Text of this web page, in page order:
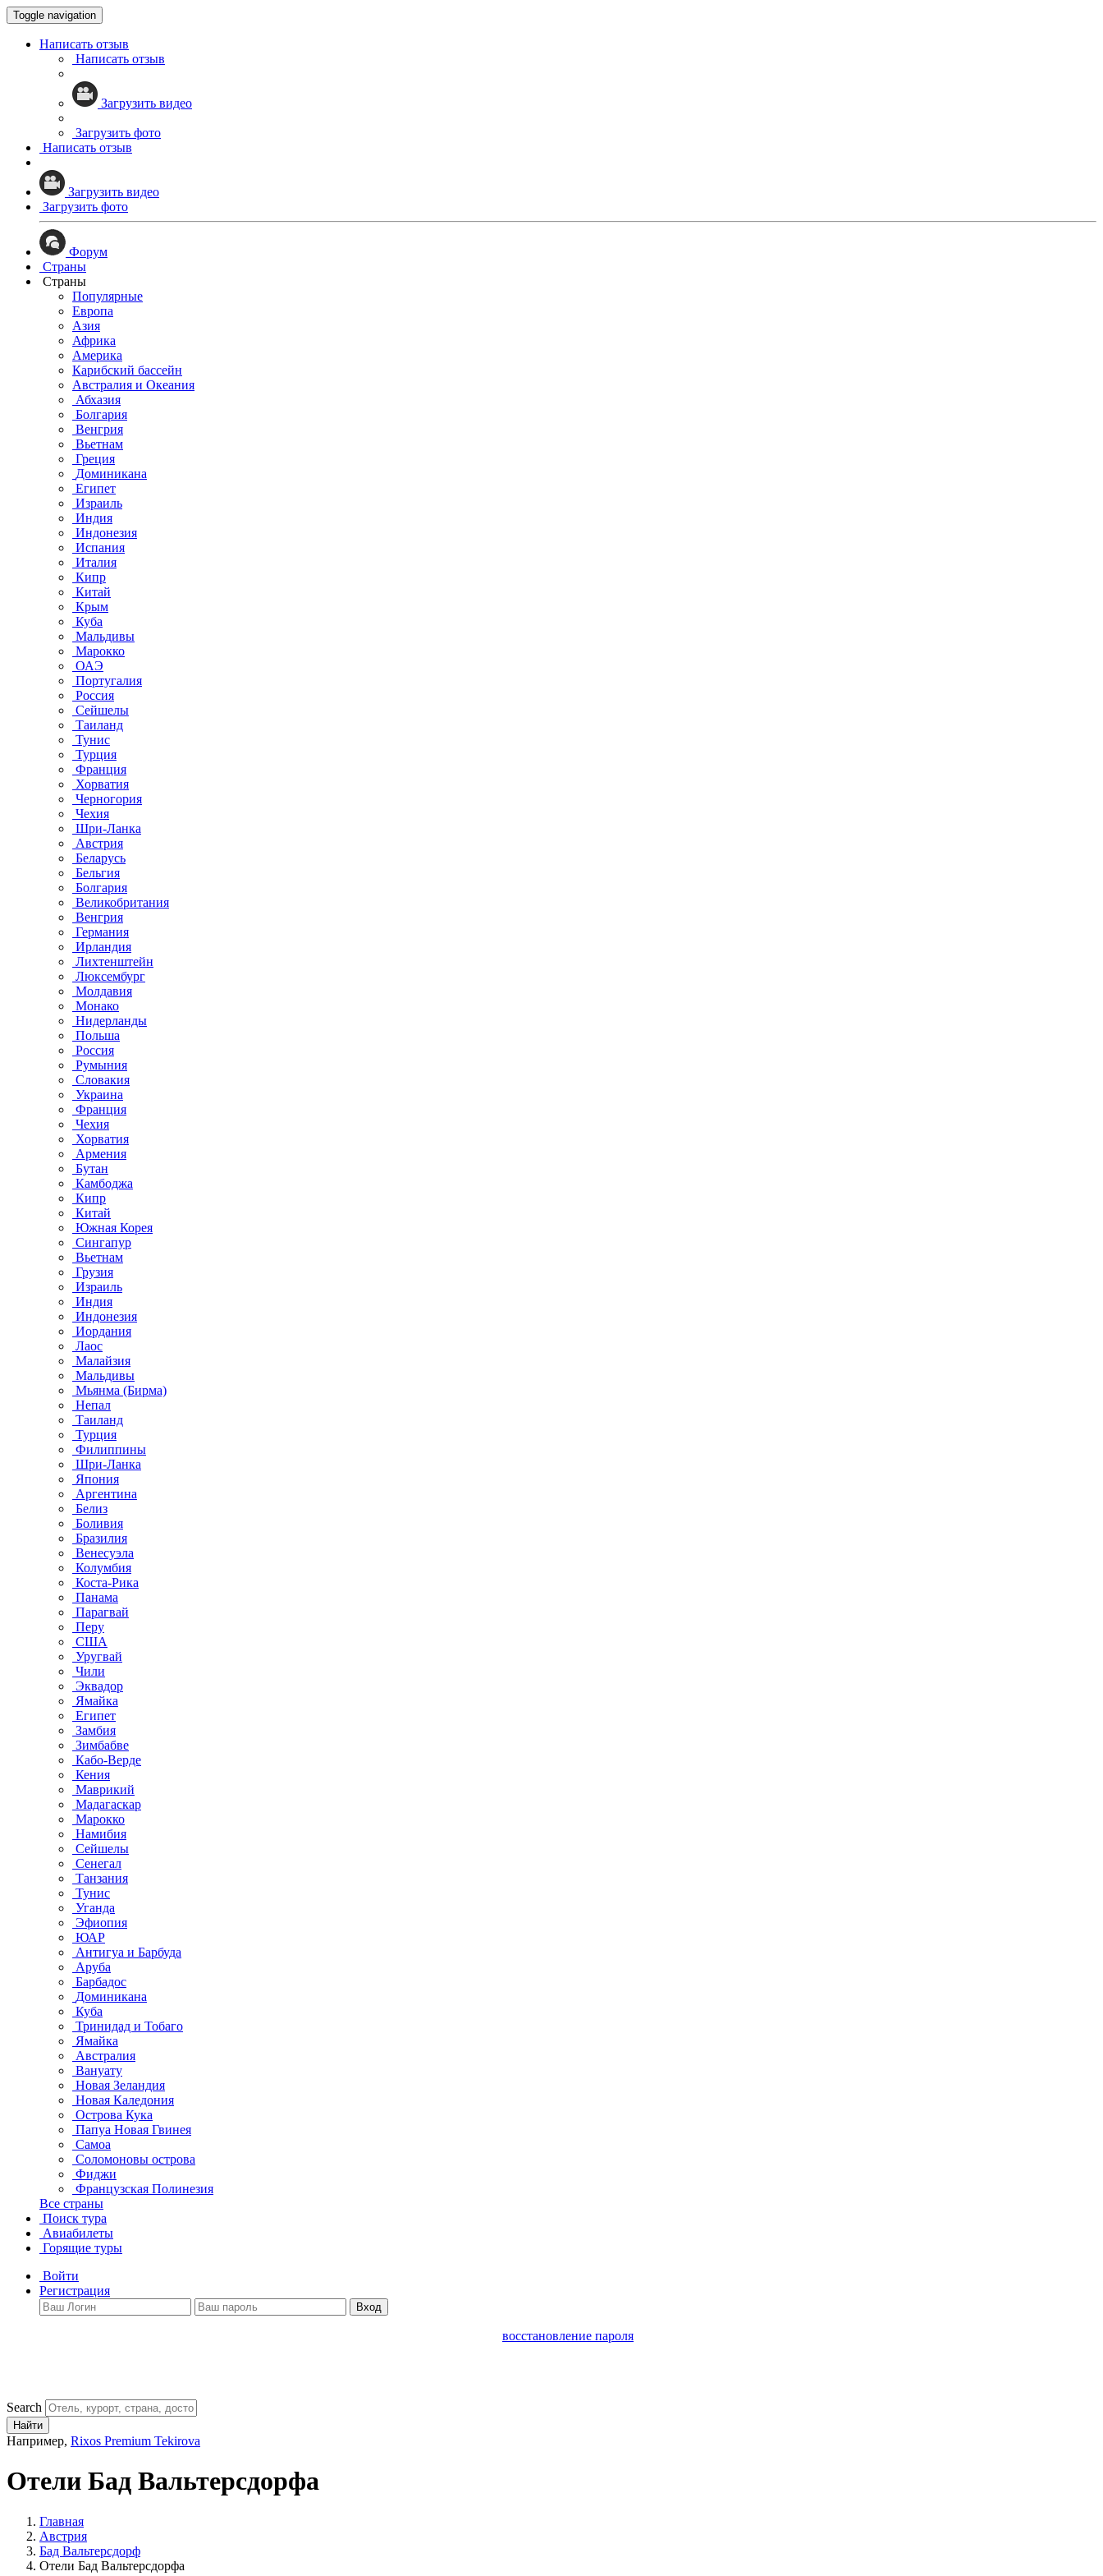
Toggle navigation
Написать отзыв
Написать отзыв
Загрузить видео
Загрузить фото
Написать отзыв
Загрузить видео
Загрузить фото
Форум
Страны
Страны
Популярные
Европа
Азия
Африка
Америка
Карибский бассейн
Австралия и Океания
Абхазия
Болгария
Венгрия
Вьетнам
Греция
Доминикана
Египет
Израиль
Индия
Индонезия
Испания
Италия
Кипр
Китай
Крым
Куба
Мальдивы
Марокко
ОАЭ
Португалия
Россия
Сейшелы
Таиланд
Тунис
Турция
Франция
Хорватия
Черногория
Чехия
Шри-Ланка
Австрия
Беларусь
Бельгия
Болгария
Великобритания
Венгрия
Германия
Ирландия
Лихтенштейн
Люксембург
Молдавия
Монако
Нидерланды
Польша
Россия
Румыния
Словакия
Украина
Франция
Чехия
Хорватия
Армения
Бутан
Камбоджа
Кипр
Китай
Южная Корея
Сингапур
Вьетнам
Грузия
Израиль
Индия
Индонезия
Иордания
Лаос
Малайзия
Мальдивы
Мьянма (Бирма)
Непал
Таиланд
Турция
Филиппины
Шри-Ланка
Япония
Аргентина
Белиз
Боливия
Бразилия
Венесуэла
Колумбия
Коста-Рика
Панама
Парагвай
Перу
США
Уругвай
Чили
Эквадор
Ямайка
Египет
Замбия
Зимбабве
Кабо-Верде
Кения
Маврикий
Мадагаскар
Марокко
Намибия
Сейшелы
Сенегал
Танзания
Тунис
Уганда
Эфиопия
ЮАР
Антигуа и Барбуда
Аруба
Барбадос
Доминикана
Куба
Тринидад и Тобаго
Ямайка
Австралия
Вануату
Новая Зеландия
Новая Каледония
Острова Кука
Папуа Новая Гвинея
Самоа
Соломоновы острова
Фиджи
Французская Полинезия
Все страны
Поиск тура
Авиабилеты
Горящие туры
Войти
Регистрация
Вход
восстановление пароля
Search
Найти
Например, Rixos Premium Tekirova
Отели Бад Вальтерсдорфа
Главная
Австрия
Бад Вальтерсдорф
Отели Бад Вальтерсдорфа